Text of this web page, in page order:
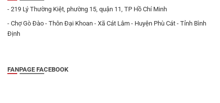
- 219 Lý Thường Kiệt, phường 15, quận 11, TP Hồ Chí Minh
- Chợ Gò Đào - Thôn Đại Khoan - Xã Cát Lâm - Huyện Phù Cát - Tỉnh Bình
Định
FANPAGE FACEBOOK